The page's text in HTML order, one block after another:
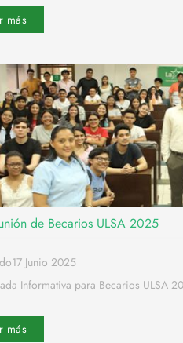
más
de Becarios ULSA 2025
Junio 2025
Informativa para Becarios ULSA
más